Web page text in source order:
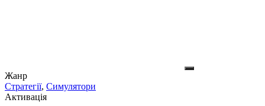
Жанр
Стратегії, Симулятори
Активація